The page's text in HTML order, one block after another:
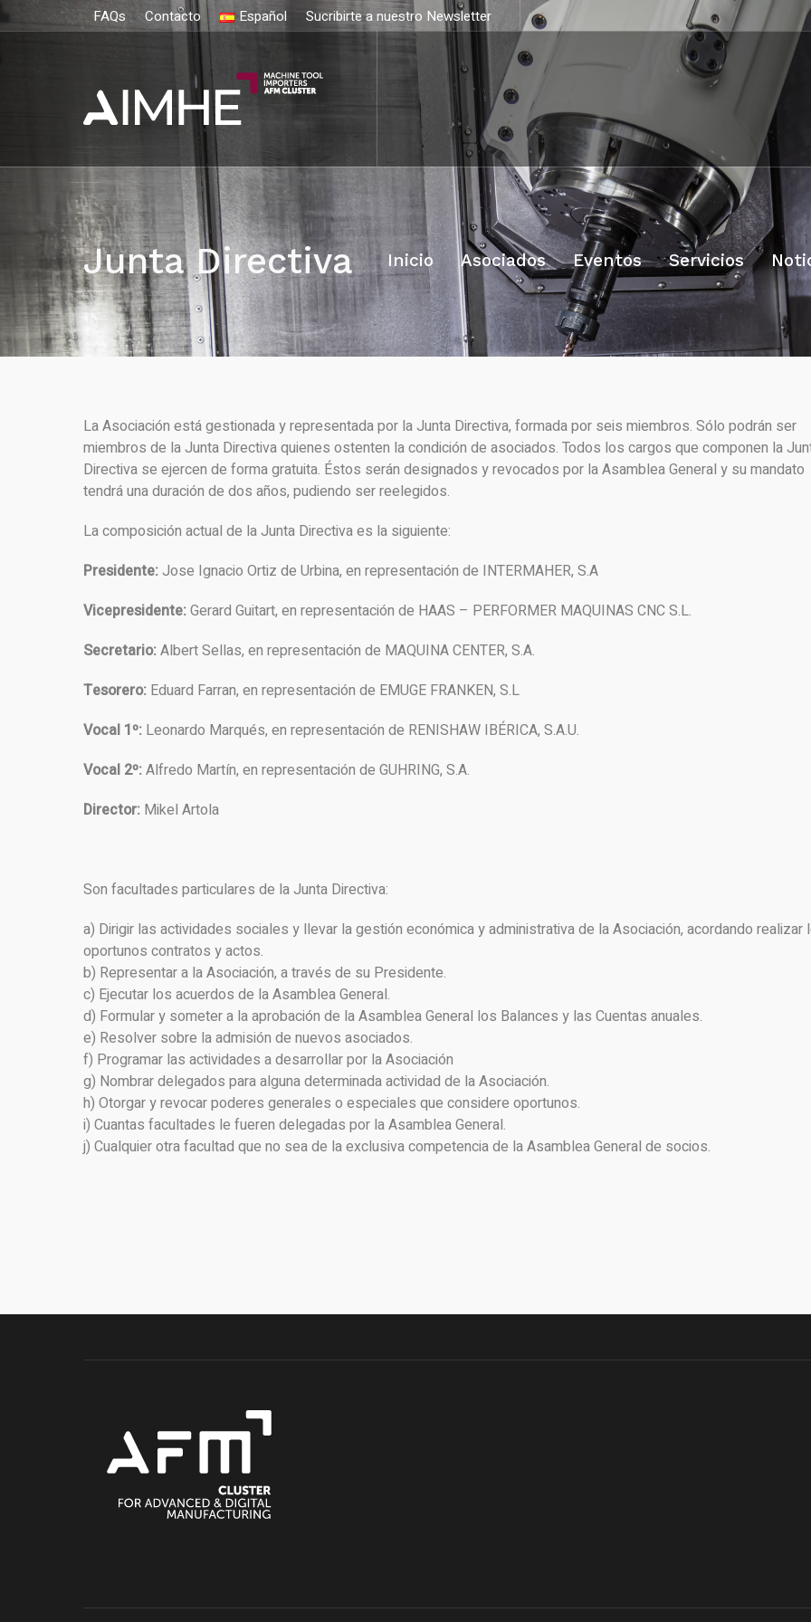
FAQs Contacto Español Sucribirte a nuestro Newsletter
Inicio Asociados Eventos Servicios
Junta Directiva
La Asociación está gestionada y representada por la Junta Directiva, formada por seis miembros. Sólo podrán ser
miembros de la Junta Directiva quienes ostenten la condición de asociados. Todos los cargos que componen la
Directiva se ejercen de forma gratuita. Éstos serán designados y revocados por la Asamblea General y su mandato
tendrá una duración de dos años, pudiendo ser reelegidos.
La composición actual de la Junta Directiva es la siguiente:
Presidente:Jose Ignacio Ortiz de Urbina, en representación de INTERMAHER, S.A
Vicepresidente:Gerard Guitart, en representación de HAAS – PERFORMER MAQUINAS CNC S.L.
Secretario:Albert Sellas, en representación de MAQUINA CENTER, S.A.
Tesorero: Eduard Farran, en representación de EMUGE FRANKEN, S.L
Vocal 1º: Leonardo Marqués, en representación de RENISHAW IBÉRICA, S.A.U.
Vocal 2º:Alfredo Martín, en representación de GUHRING, S.A.
Director: Mikel Artola
Son facultades particulares de la Junta Directiva:
a) Dirigir las actividades sociales y llevar la gestión económica y administrativa de la Asociación, acordando realizar
oportunos contratos y actos.
b) Representar a la Asociación, a través de su Presidente.
c) Ejecutar los acuerdos de la Asamblea General.
d) Formular y someter a la aprobación de la Asamblea General los Balances y las Cuentas anuales.
e) Resolver sobre la admisión de nuevos asociados.
f) Programar las actividades a desarrollar por la Asociación
g) Nombrar delegados para alguna determinada actividad de la Asociación.
h) Otorgar y revocar poderes generales o especiales que considere oportunos.
i) Cuantas facultades le fueren delegadas por la Asamblea General.
j) Cualquier otra facultad que no sea de la exclusiva competencia de la Asamblea General de socios.